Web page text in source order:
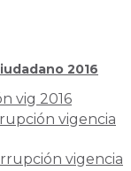
2016
vig 2016
vigencia
vigencia